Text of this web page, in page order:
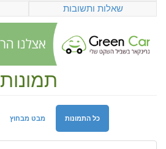
שאלות ותשובות
תמונות
מבט מבחוץ כל התמונות